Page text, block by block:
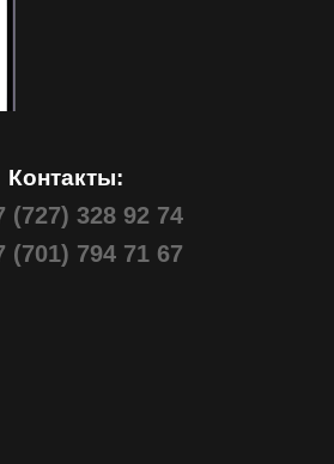
Контакты:
(727) 328 92 74
(701) 794 71 67